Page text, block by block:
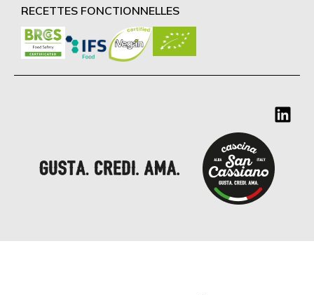
RECETTES FONCTIONNELLES